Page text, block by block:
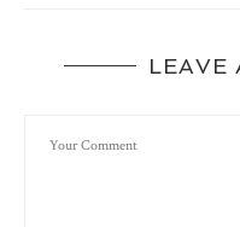
LEAVE